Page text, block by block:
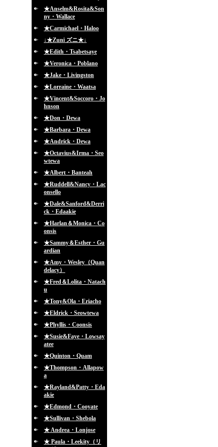
★Anselm&Rosita&Son
ny・Wallace
★Carmichael・Haloo
↓★Zuni ズニ★↓
★Edith・Tsabetsaye
★Veronica・Poblano
★Jake・Livingston
★Lorraine・Waatsa
★Vincent&Soccoro・Jo
hnson
★Don・Dewa
★Barbara・Dewa
★Andrick・Dewa
★Octavius&Irma・Seo
wtewa
★Albert・Banteah
★Ruddell&Nancy・Lac
onsello
★Dale&Sanford&Derri
ck・Edaakie
★Harlan＆Monica・Co
onsis
★Sammy＆Esther・Gu
ardian
★Amy・Wesley（Quan
delacy）
★Fred＆Lolita・Natach
u
★Tony&Ola・Eriacho
★Eldrick・Seowtewa
★Phyllis・Coonsis
★Susie&Faye・Lowsay
atee
★Quinton・Quam
★Thompson・Allapow
a
★Rayland&Patty・Eda
akie
★Edmond・Cooyate
★Sullivan・Shebola
★ Andrea・Lonjose
★ Paula・Leekity（リ